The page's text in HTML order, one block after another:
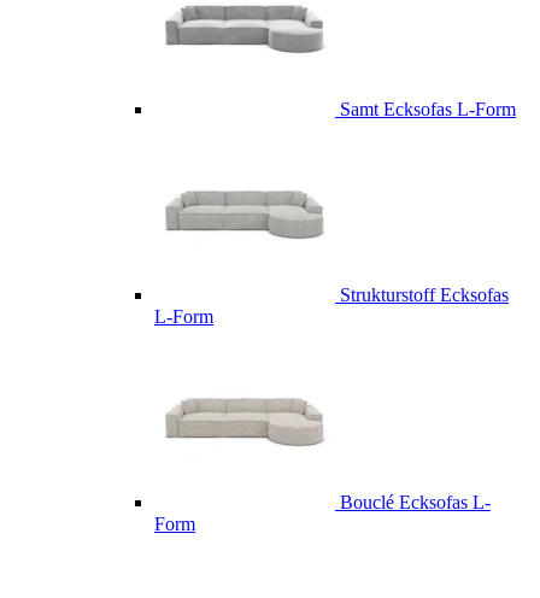
Samt Ecksofas L-Form
Strukturstoff Ecksofas
L-Form
Bouclé Ecksofas L-
Form